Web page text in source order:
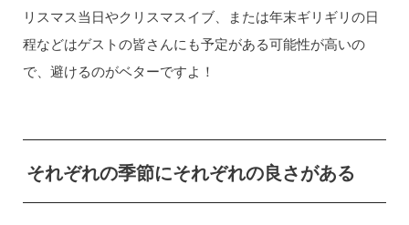
リスマス当日やクリスマスイブ、または年末ギリギリの日
程などはゲストの皆さんにも予定がある可能性が高いの
で、避けるのがベターですよ！
それぞれの季節にそれぞれの良さがある